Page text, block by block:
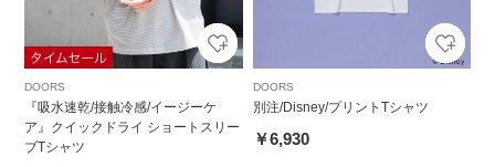
DOORS
『吸水速乾/接触冷感/イージーケ
ア』クイックドライ ショートスリー
ブTシャツ
DOORS
別注/Disney/プリントTシャツ
￥6,930